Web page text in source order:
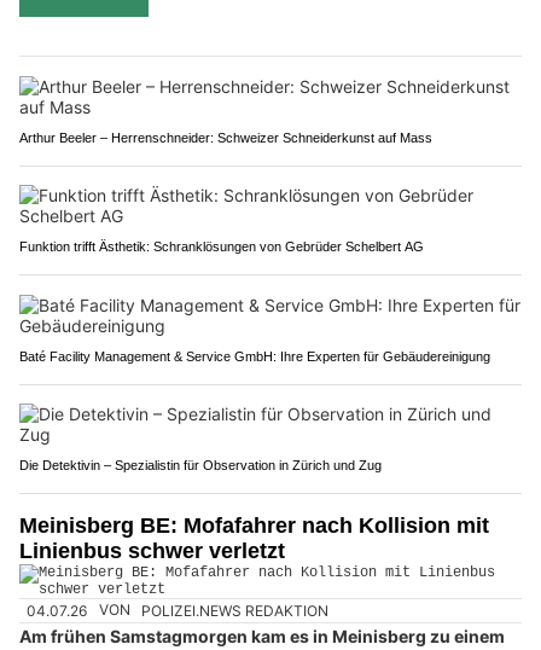
Arthur Beeler – Herrenschneider: Schweizer Schneiderkunst auf Mass
Funktion trifft Ästhetik: Schranklösungen von Gebrüder Schelbert AG
Baté Facility Management & Service GmbH: Ihre Experten für Gebäudereinigung
Die Detektivin – Spezialistin für Observation in Zürich und Zug
Meinisberg BE: Mofafahrer nach Kollision mit
Linienbus schwer verletzt
04.07.26 VON POLIZEI.NEWS REDAKTION
Am frühen Samstagmorgen kam es in Meinisberg zu einem